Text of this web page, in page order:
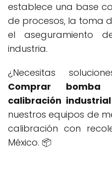
establece una base
de procesos, la toma
el aseguramiento
industria.
¿Necesitas
Comprar bomba
calibración
nuestros equipos de
calibración con
México. 📦